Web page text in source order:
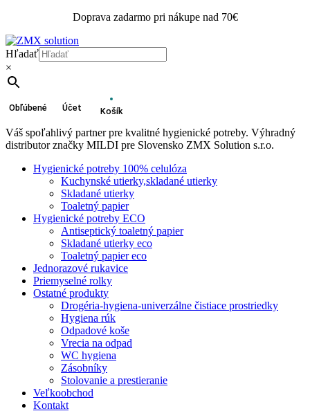
Doprava zadarmo pri nákupe nad 70€
Hľadať
×
Obľúbené Účet Košík
Váš spoľahlivý partner pre kvalitné hygienické potreby. Výhradný
distributor značky MILDI pre Slovensko ZMX Solution s.r.o.
Hygienické potreby 100% celulóza
Kuchynské utierky,skladané utierky
Skladané utierky
Toaletný papier
Hygienické potreby ECO
Antiseptický toaletný papier
Skladané utierky eco
Toaletný papier eco
Jednorazové rukavice
Priemyselné rolky
Ostatné produkty
Drogéria-hygiena-univerzálne čistiace prostriedky
Hygiena rúk
Odpadové koše
Vrecia na odpad
WC hygiena
Zásobníky
Stolovanie a prestieranie
Veľkoobchod
Kontakt